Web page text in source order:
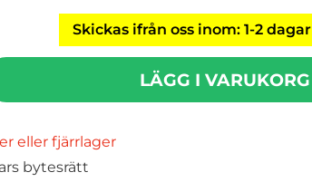
Skickas ifrån oss inom: 1-2 dagar
LÄGG I VARUKORG
eller fjärrlager
bytesrätt